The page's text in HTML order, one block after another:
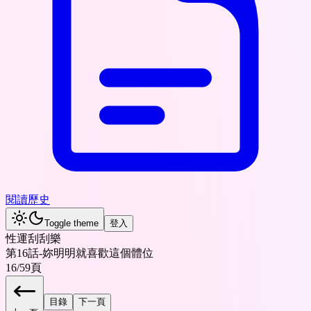
閱讀歷史
Toggle theme 登入
性運刮刮樂
第16話-妳明明就喜歡這個體位
16/59頁
目錄 下一頁